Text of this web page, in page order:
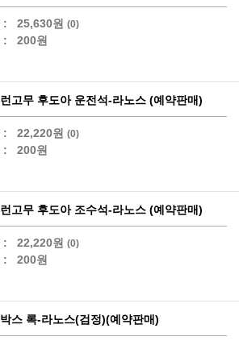
: 25,630원 (0)
: 200원
고무 후도아 운전석-라노스 (예약판매)
: 22,220원 (0)
: 200원
고무 후도아 조수석-라노스 (예약판매)
: 22,220원 (0)
: 200원
스 록-라노스(검정)(예약판매)